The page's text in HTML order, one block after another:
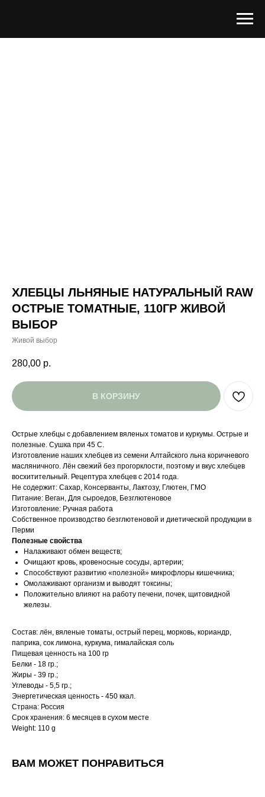
ХЛЕБЦЫ ЛЬНЯНЫЕ НАТУРАЛЬНЫЙ RAW
ОСТРЫЕ ТОМАТНЫЕ, 110ГР ЖИВОЙ
ВЫБОР
Живой выбор
280,00 р.
В КОРЗИНУ
Острые хлебцы с добавлением вяленых томатов и куркумы. Острые и
полезные. Сушка при 45 С.
Изготовление наших хлебцев из семени Алтайского льна коричневого
масляничного. Лён свежий без прогорклости, поэтому и вкус хлебцев
восхитительный. Рецептура хлебцев с 2014 года.
Не содержит: Сахар, Консерванты, Лактозу, Глютен, ГМО
Питание: Веган, Для сыроедов, Безглютеновое
Изготовление: Ручная работа
Собственное производство безглютеновой и диетической продукции в
Перми
Полезные свойства
Налаживают обмен веществ;
Очищают кровь, кровеносные сосуды, артерии;
Способствуют развитию «полезной» микрофлоры кишечника;
Омолаживают организм и выводят токсины;
Положительно влияют на работу печени, почек, щитовидной
железы.
Состав: лён, вяленые томаты, острый перец, морковь, кориандр,
паприка, сок лимона, куркума, гималайская соль
Пищевая ценность на 100 гр
Белки - 18 гр.;
Жиры - 39 гр.;
Углеводы - 5,5 гр.;
Энергетическая ценность - 450 ккал.
Страна: Россия
Срок хранения: 6 месяцев в сухом месте
Weight: 110 g
ВАМ МОЖЕТ ПОНРАВИТЬСЯ